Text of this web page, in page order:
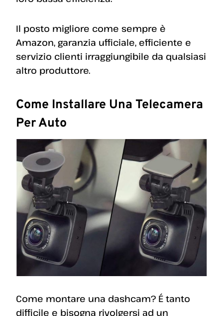
Il posto migliore come sempre è
Amazon, garanzia ufficiale, efficiente e
servizio clienti irraggiungibile da qualsiasi
altro produttore.
Come Installare Una Telecamera
Per Auto
Come montare una dashcam? É tanto
difficile e bisogna rivolgersi ad un